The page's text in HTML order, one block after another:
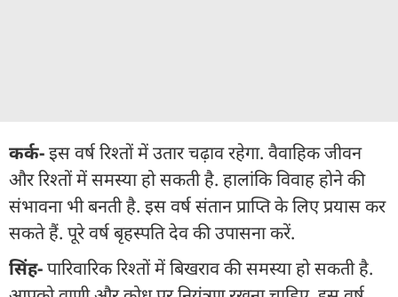
कर्क-इस वर्ष रिश्तों में उतार चढ़ाव रहेगा. वैवाहिक जीवन
और रिश्तों में समस्या हो सकती है. हालांकि विवाह होने की
संभावना भी बनती है. इस वर्ष संतान प्राप्ति के लिए प्रयास कर
सकते हैं. पूरे वर्ष बृहस्पति देव की उपासना करें.
सिंह-पारिवारिक रिश्तों में बिखराव की समस्या हो सकती है.